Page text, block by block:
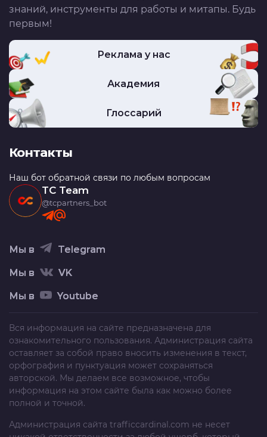
знаний, инструменты для работы и митапы. Будь
первым!
Реклама у нас
Академия
Глоссарий
Контакты
Наш бот обратной связи по любым вопросам
TC Team
@tcpartners_bot
Мы в Telegram
Мы в VK
Мы в Youtube
Вся информация на сайте предназначена для
ознакомительного пользования. Администрация сайта
оставляет за собой право вносить изменения в текст,
орфография и пунктуация может сохраняться
авторской. Мы делаем все возможное, чтобы
информация на этом сайте была как можно более
полной и точной.
Администрация сайта trafficcardinal.com не несет